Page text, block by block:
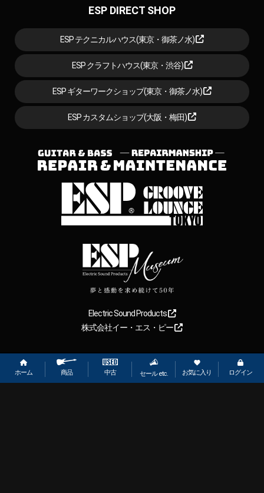
ホーム 商品 中古 セール etc. お気に入り ログイン
ESP DIRECT SHOP
ESP テクニカルハウス(東京・御茶ノ水)
ESP クラフトハウス(東京・渋谷)
ESP ギターワークショップ(東京・御茶ノ水)
ESP カスタムショップ(大阪・梅田)
Electric Sound Products
株式会社イー・エス・ピー
Copyright 2026【ESP直営】BIGBOSS オンラインマーケット(ギター＆
ベース). All rights reserved.